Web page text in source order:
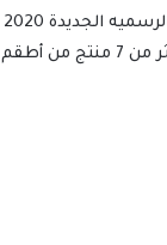
أما البدل المستوردة التركي يتراوح سعرها فيما بين ألف جنيه إلى ثلاثة ألف جنيه على أقل تقدير، ولكن الخامات أجود من البدل المحلية اسعار البدل الرسميه الجديدة 2020
,ارقى انواع البدل الرجالى 2020 ,تسوق بدل رجالي رسمية افضل سعر ومراجعة ، اكتشف الجديد من فرانكو مارتيني,زيليوني,كابيو على سوق.كوم . اكثر من 7 منتج من أطقم